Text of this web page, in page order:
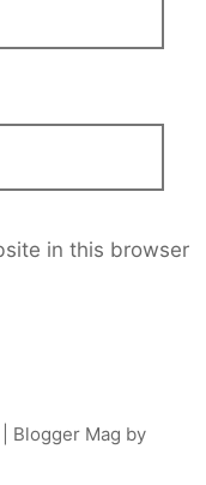
in this browser
| Blogger Mag by